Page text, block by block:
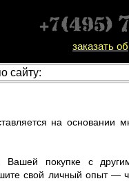
заказать
на основании
Вашей покупке с
свой личный опыт —